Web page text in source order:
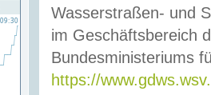
Wasserstraßen- und
im Geschäftsbereich
Bundesministeriums
https://